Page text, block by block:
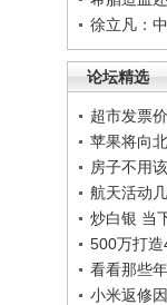
徐立凡：
论坛精选
超市发票
苹果将向
房子不用
航天活动
炒白银 当
500万打
看看那些
小米返修